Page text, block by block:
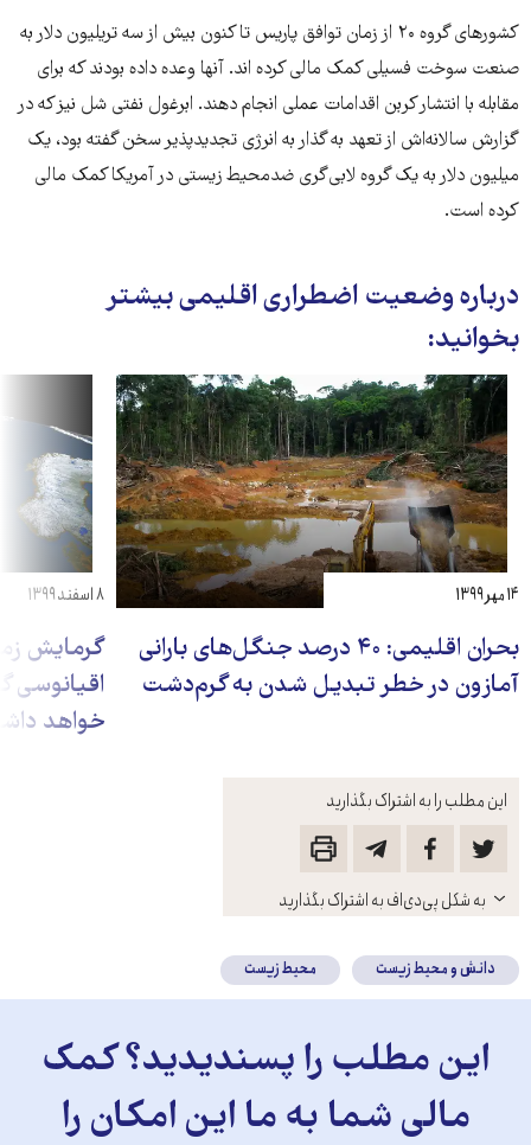
این مطلب را به اشتراک بگذارید
باز
کنید
به شکل پی‌دی‌اف به اشتراک بگذارید
کشورهای گروه ۲۰ از زمان توافق پاریس تا کنون بیش از سه تریلیون دلار به
صنعت سوخت فسیلی کمک مالی کرده اند. آنها وعده داده بودند که برای
مقابله با انتشار کربن اقدامات عملی انجام دهند. ابرغول نفتی شل نیز که در
گزارش سالانه‌اش از تعهد به گذار به انرژی تجدیدپذیر سخن گفته بود،‌ یک
میلیون دلار به یک گروه لابی‌گری ضدمحیط زیستی در آمریکا کمک مالی
کرده است.
درباره وضعیت اضطراری اقلیمی بیشتر
بخوانید:
بحران اقلیمی: ۴۰ درصد جنگل‌های بارانی
آمازون در خطر تبدیل‌ شدن به گرم‌دشت
۱۴ مهر ۱۳۹۹
گرمایش
اقیانوسی
خواهد
۸ اسفند ۱۳۹۹
دانش و محیط زیست محیط زیست
این مطلب را پسندیدید؟ کمک
مالی شما به ما این امکان را